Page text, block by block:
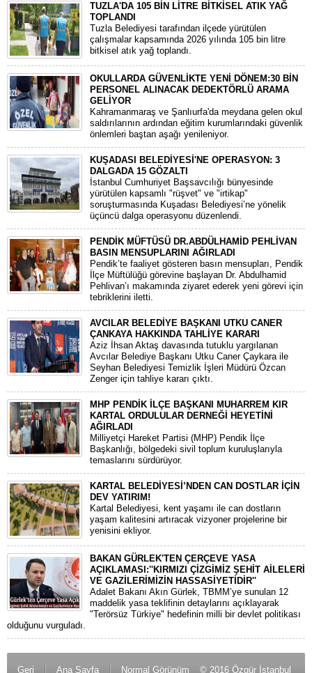
TUZLA'DA 105 BİN LİTRE BİTKİSEL ATIK YAĞ
TOPLANDI
Tuzla Belediyesi tarafından ilçede yürütülen
çalışmalar kapsamında 2026 yılında 105 bin litre
bitkisel atık yağ toplandı.
OKULLARDA GÜVENLİKTE YENİ DÖNEM:30 BİN
PERSONEL ALINACAK DEDEKTÖRLÜ ARAMA
GELİYOR
​Kahramanmaraş ve Şanlıurfa'da meydana gelen okul
saldırılarının ardından eğitim kurumlarındaki güvenlik
önlemleri baştan aşağı yenileniyor.
KUŞADASI BELEDİYESİ'NE OPERASYON: 3
DALGADA 15 GÖZALTI
​İstanbul Cumhuriyet Başsavcılığı bünyesinde
yürütülen kapsamlı "rüşvet" ve "irtikap"
soruşturmasında Kuşadası Belediyesi’ne yönelik
üçüncü dalga operasyonu düzenlendi.
PENDİK MÜFTÜSÜ DR.ABDÜLHAMİD PEHLİVAN
BASIN MENSUPLARINI AĞIRLADI
​Pendik’te faaliyet gösteren basın mensupları, Pendik
İlçe Müftülüğü görevine başlayan Dr. Abdulhamid
Pehlivan’ı makamında ziyaret ederek yeni görevi için
tebriklerini iletti.
AVCILAR BELEDİYE BAŞKANI UTKU CANER
ÇANKAYA HAKKINDA TAHLİYE KARARI
​Aziz İhsan Aktaş davasında tutuklu yargılanan
Avcılar Belediye Başkanı Utku Caner Çaykara ile
Seyhan Belediyesi Temizlik İşleri Müdürü Özcan
Zenger için tahliye kararı çıktı.
MHP PENDİK İLÇE BAŞKANI MUHARREM KIR
KARTAL ORDULULAR DERNEĞİ HEYETİNİ
AĞIRLADI
​Milliyetçi Hareket Partisi (MHP) Pendik İlçe
Başkanlığı, bölgedeki sivil toplum kuruluşlarıyla
temaslarını sürdürüyor.
KARTAL BELEDİYESİ’NDEN CAN DOSTLAR İÇİN
DEV YATIRIM!
Kartal Belediyesi, kent yaşamı ile can dostların
yaşam kalitesini artıracak vizyoner projelerine bir
yenisini ekliyor.
BAKAN GÜRLEK'TEN ÇERÇEVE YASA
AÇIKLAMASI:''KIRMIZI ÇİZGİMİZ ŞEHİT AİLELERİ
VE GAZİLERİMİZİN HASSASİYETİDİR''
Adalet Bakanı Akın Gürlek, TBMM’ye sunulan 12
maddelik yasa teklifinin detaylarını açıklayarak
"Terörsüz Türkiye" hedefinin milli bir devlet politikası
olduğunu vurguladı.
Geri Ana Sayfa Normal Görünüm © 2016 Özgür İstanbul